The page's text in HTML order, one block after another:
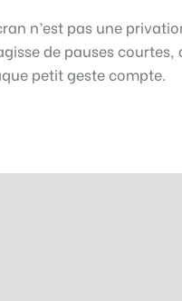
n’est pas une
de pauses courtes,
petit geste compte.